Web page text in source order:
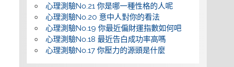
心理測驗No.21 你是哪一種性格的人呢
心理測驗No.20 意中人對你的看法
心理測驗No.19 你最近偏財運指數如何吧
心理測驗No.18 最近告白成功率高嗎
心理測驗No.17 你壓力的源頭是什麼